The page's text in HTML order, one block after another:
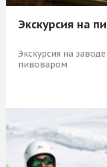
Экскурсия на
Экскурсия на
пивоваром
4 869 Р